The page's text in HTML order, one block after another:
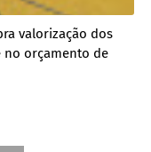
valorização dos
no orçamento de